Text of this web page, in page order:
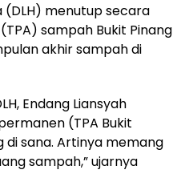
(DLH) menutup secara
sampah Bukit Pinang
akhir sampah di
Endang Liansyah
(TPA Bukit
di sana. Artinya memang
sampah,” ujarnya